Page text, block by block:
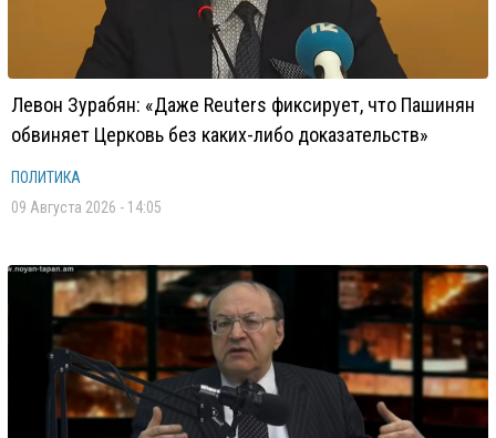
Левон Зурабян: «Даже Reuters фиксирует, что Пашинян
обвиняет Церковь без каких-либо доказательств»
ПОЛИТИКА
09 Августа 2026 - 14:05